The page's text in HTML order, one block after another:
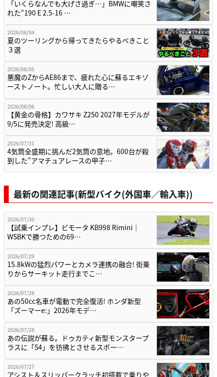
「いくらなんでも大げさ過ぎ…」BMWに嘲笑さ
れた“190 E 2.5-16 …
2026/08/04
夏のツーリングから帰ってきたらやるべきこと
３選
2026/08/05
悪魔のZからAE86まで、疲れた心に蘇るエキゾ
ーストノート。忙しい大人に贈る…
2026/08/06
【黄金の骨格】カワサキ Z250 2027年モデルが
9/5に発売決定! 高級…
2026/07/31
4気筒全盛期に挑んだ2気筒の意地。600台が殺
到した”アマチュアレースの甲子…
最新の関連記事(新型バイク(外国車／輸入車))
2026/07/30
【試乗インプレ】ビモータ KB998 Rimini｜
WSBKで勝つための69…
2026/07/29
15.8kWの猛烈パワーとカメラ連携の融合! 街乗
りからサーキット走行までこ…
2026/07/28
あの50cc名車が電動で完全復活! ホンダ新型
「ズーマーe:」2026年モデ…
2026/07/28
あの伝説が蘇る。ドゥカティ新型モンスタープ
ラスに「S4」を彷彿とさせるスポー…
2026/07/27
アシスト＆スリッパークラッチ初搭載で乗りや